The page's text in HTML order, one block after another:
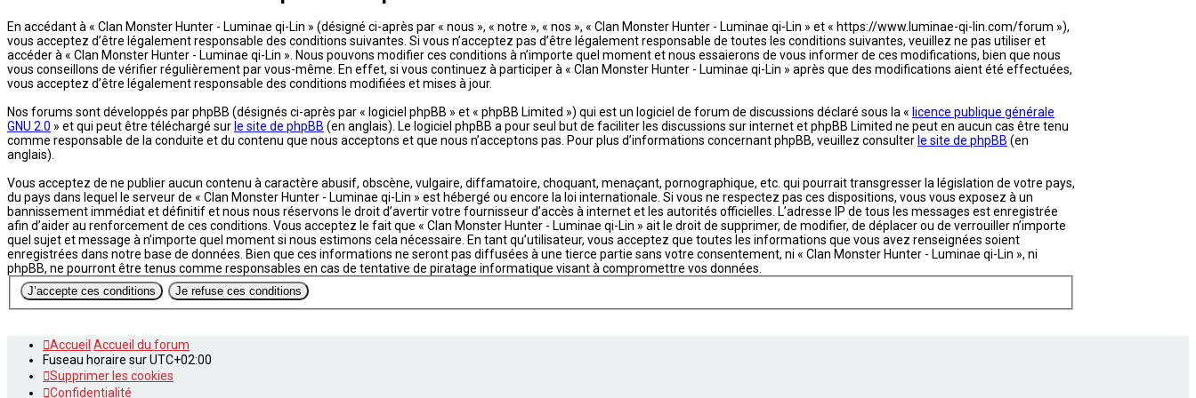
En accédant à « Clan Monster Hunter - Luminae qi-Lin » (désigné ci-après par « nous », « notre », « nos », « Clan Monster Hunter - Luminae qi-Lin » et « https://www.luminae-qi-lin.com/forum »),
vous acceptez d’être légalement responsable des conditions suivantes. Si vous n’acceptez pas d’être légalement responsable de toutes les conditions suivantes, veuillez ne pas utiliser et
accéder à « Clan Monster Hunter - Luminae qi-Lin ». Nous pouvons modifier ces conditions à n’importe quel moment et nous essaierons de vous informer de ces modifications, bien que nous
vous conseillons de vérifier régulièrement par vous-même. En effet, si vous continuez à participer à « Clan Monster Hunter - Luminae qi-Lin » après que des modifications aient été effectuées,
vous acceptez d’être légalement responsable des conditions modifiées et mises à jour.
Nos forums sont développés par phpBB (désignés ci-après par « logiciel phpBB » et « phpBB Limited ») qui est un logiciel de forum de discussions déclaré sous la « licence publique générale
GNU 2.0 » et qui peut être téléchargé sur le site de phpBB (en anglais). Le logiciel phpBB a pour seul but de faciliter les discussions sur internet et phpBB Limited ne peut en aucun cas être tenu
comme responsable de la conduite et du contenu que nous acceptons et que nous n’acceptons pas. Pour plus d’informations concernant phpBB, veuillez consulter le site de phpBB (en
anglais).
Vous acceptez de ne publier aucun contenu à caractère abusif, obscène, vulgaire, diffamatoire, choquant, menaçant, pornographique, etc. qui pourrait transgresser la législation de votre pays,
du pays dans lequel le serveur de « Clan Monster Hunter - Luminae qi-Lin » est hébergé ou encore la loi internationale. Si vous ne respectez pas ces dispositions, vous vous exposez à un
bannissement immédiat et définitif et nous nous réservons le droit d’avertir votre fournisseur d’accès à internet et les autorités officielles. L’adresse IP de tous les messages est enregistrée
afin d’aider au renforcement de ces conditions. Vous acceptez le fait que « Clan Monster Hunter - Luminae qi-Lin » ait le droit de supprimer, de modifier, de déplacer ou de verrouiller n’importe
quel sujet et message à n’importe quel moment si nous estimons cela nécessaire. En tant qu’utilisateur, vous acceptez que toutes les informations que vous avez renseignées soient
enregistrées dans notre base de données. Bien que ces informations ne seront pas diffusées à une tierce partie sans votre consentement, ni « Clan Monster Hunter - Luminae qi-Lin », ni
phpBB, ne pourront être tenus comme responsables en cas de tentative de piratage informatique visant à compromettre vos données.
Accueil Accueil du forum
Fuseau horaire surUTC+02:00
Supprimer les cookies
Confidentialité